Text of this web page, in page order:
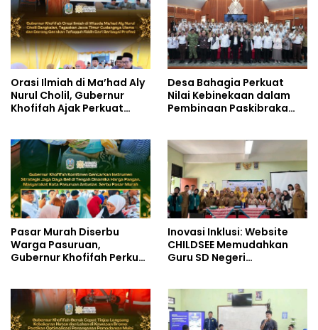
Orasi Ilmiah di Ma’had Aly
Nurul Cholil, Gubernur
Khofifah Ajak Perkuat
Desa Bahagia Perkuat
Nilai Kebinekaan dalam
Pembinaan Paskibraka
Pasar Murah Diserbu
Warga Pasuruan,
Gubernur Khofifah Perkuat
Inovasi Inklusi: Website
CHILDSEE Memudahkan
Guru SD Negeri
Berkebutuhan Khusus